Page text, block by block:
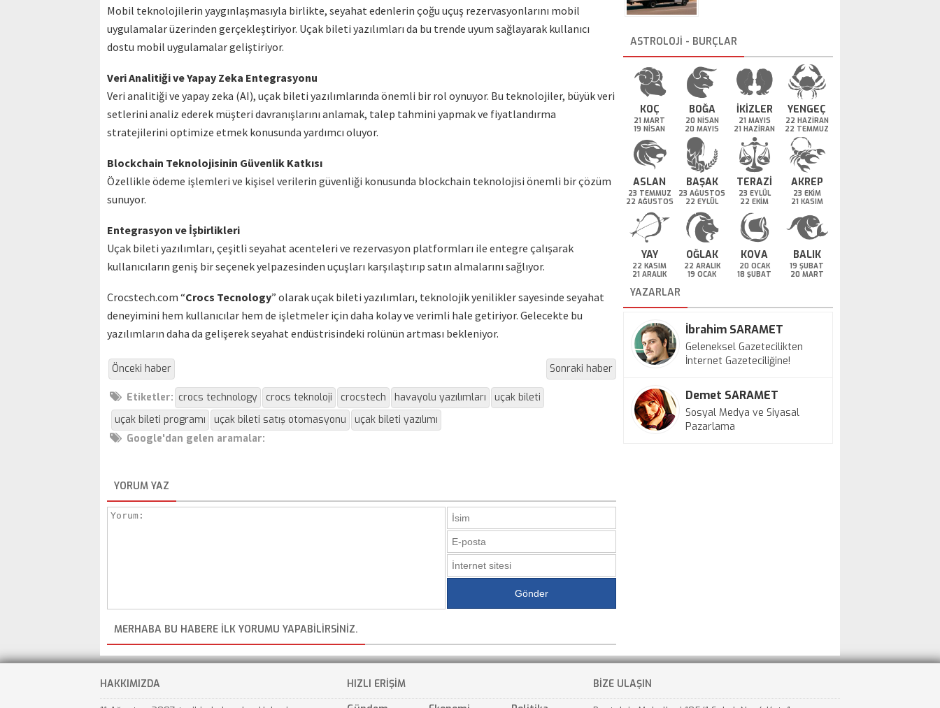
Mobil teknolojilerin yaygınlaşmasıyla birlikte, seyahat edenlerin çoğu uçuş rezervasyonlarını mobil
uygulamalar üzerinden gerçekleştiriyor. Uçak bileti yazılımları da bu trende uyum sağlayarak kullanıcı
dostu mobil uygulamalar geliştiriyor.
Veri Analitiği ve Yapay Zeka Entegrasyonu
Veri analitiği ve yapay zeka (AI), uçak bileti yazılımlarında önemli bir rol oynuyor. Bu teknolojiler, büyük veri
setlerini analiz ederek müşteri davranışlarını anlamak, talep tahmini yapmak ve fiyatlandırma
stratejilerini optimize etmek konusunda yardımcı oluyor.
Blockchain Teknolojisinin Güvenlik Katkısı
Özellikle ödeme işlemleri ve kişisel verilerin güvenliği konusunda blockchain teknolojisi önemli bir çözüm
sunuyor.
Entegrasyon ve İşbirlikleri
Uçak bileti yazılımları, çeşitli seyahat acenteleri ve rezervasyon platformları ile entegre çalışarak
kullanıcıların geniş bir seçenek yelpazesinden uçuşları karşılaştırıp satın almalarını sağlıyor.
Crocstech.com “Crocs Tecnology” olarak uçak bileti yazılımları, teknolojik yenilikler sayesinde seyahat
deneyimini hem kullanıcılar hem de işletmeler için daha kolay ve verimli hale getiriyor. Gelecekte bu
yazılımların daha da gelişerek seyahat endüstrisindeki rolünün artması bekleniyor.
Önceki haber Sonraki haber
Etiketler: crocs technology crocs teknoloji crocstech havayolu yazılımları
uçak bileti
uçak bileti programı
uçak bileti satış otomasyonu
uçak bileti yazılımı
Google'dan gelen aramalar:
YORUM YAZ
MERHABA BU HABERE ILK YORUMU YAPABILIRSINIZ.
ASTROLOJİ - BURÇLAR
KOÇ
21 MART
19 NİSAN
BOĞA
20 NİSAN
20 MAYIS
İKİZLER
21 MAYIS
21 HAZİRAN
YENGEÇ
22 HAZİRAN
22 TEMMUZ
ASLAN
23 TEMMUZ
22 AĞUSTOS
BAŞAK
23 AĞUSTOS
22 EYLÜL
TERAZİ
23 EYLÜL
22 EKİM
AKREP
23 EKİM
21 KASIM
YAY
22 KASIM
21 ARALIK
OĞLAK
22 ARALIK
19 OCAK
KOVA
20 OCAK
18 ŞUBAT
BALIK
19 ŞUBAT
20 MART
YAZARLAR
İbrahim SARAMET
Geleneksel Gazetecilikten
İnternet Gazeteciliğine!
Demet SARAMET
Sosyal Medya ve Siyasal
Pazarlama
HAKKIMIZDA
HIZLI ERİŞİM
BİZE ULAŞIN